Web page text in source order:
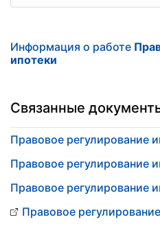
Информация о работе
ипотеки
Связанные
Правовое регулирование
Правовое регулирование
Правовое регулирование
Правовое